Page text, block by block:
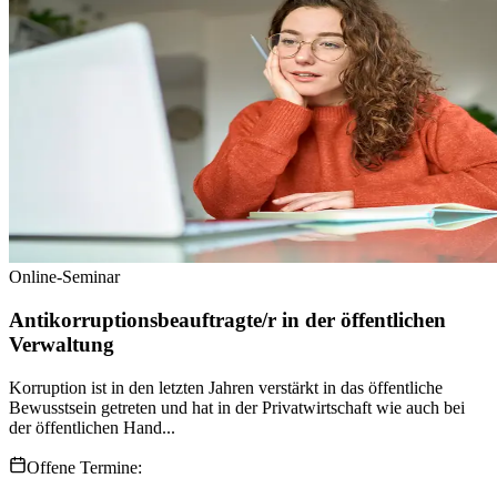
Online-Seminar
Antikorruptionsbeauftragte/r in der öffentlichen
Verwaltung
Korruption ist in den letzten Jahren verstärkt in das öffentliche
Bewusstsein getreten und hat in der Privatwirtschaft wie auch bei
der öffentlichen Hand...
Offene Termine: